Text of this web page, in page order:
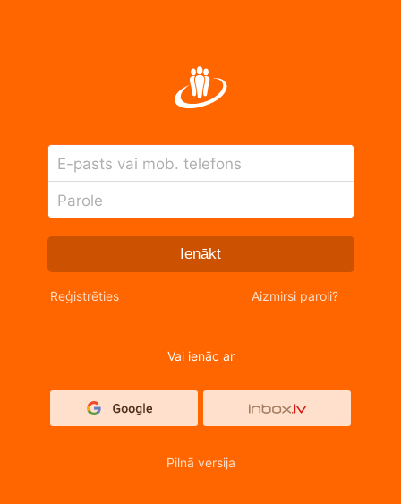
E-pasts vai mob. telefons
Parole
Ienākt
Reģistrēties Aizmirsi paroli?
Vai ienāc ar
Pilnā versija